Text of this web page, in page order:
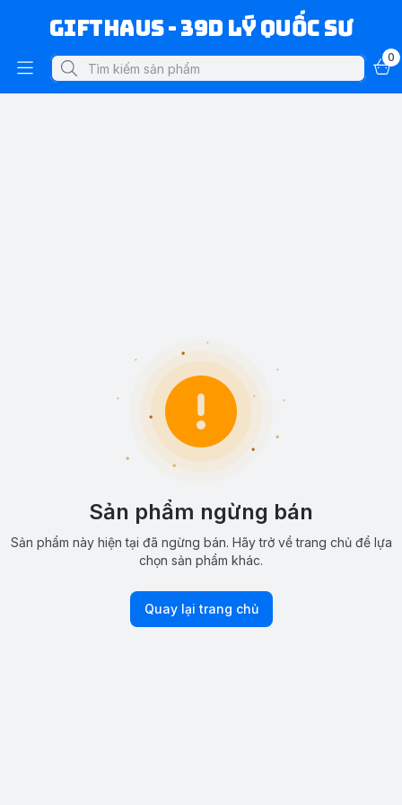
Gifthaus - 39D Lý Quốc Sư
0
Sản phẩm ngừng bán
Sản phẩm này hiện tại đã ngừng bán. Hãy trở về trang chủ để lựa
chọn sản phẩm khác.
Quay lại trang chủ